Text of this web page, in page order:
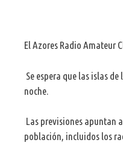
El Azores Radio Amateur
Se espera que las islas
noche.
Las previsiones apuntan
población, incluidos los